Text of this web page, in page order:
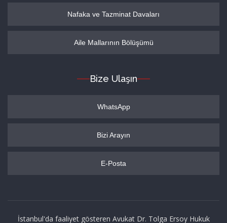
Nafaka ve Tazminat Davaları
Aile Mallarının Bölüşümü
Bize Ulaşın
WhatsApp
Bizi Arayın
E-Posta
İstanbul'da faaliyet gösteren Avukat Dr. Tolga Ersoy Hukuk